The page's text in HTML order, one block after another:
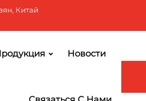
Китай
Новости